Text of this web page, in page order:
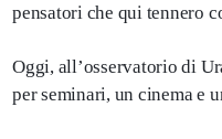
pensatori che qui tennero
Oggi, all’osservatorio di
per seminari, un cinema e